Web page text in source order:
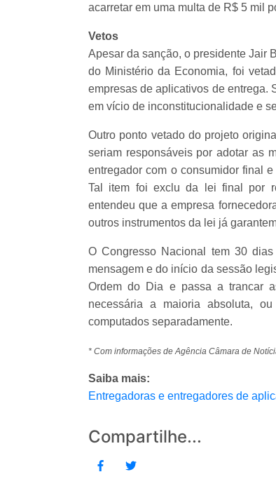
acarretar em uma multa de R$ 5 mil
Vetos
Apesar da sanção, o presidente Jair
do Ministério da Economia, foi
empresas de aplicativos de entrega.
em vício de inconstitucionalidade e
Outro ponto vetado do projeto
seriam responsáveis por adotar as
entregador com o consumidor final
Tal item foi exclu da lei final por
entendeu que a empresa
outros instrumentos da lei já
O Congresso Nacional tem 30
mensagem e do início da sessão
Ordem do Dia e passa a trancar
necessária a maioria absoluta,
computados separadamente.
* Com informações de Agência Câmara de
Saiba mais:
Entregadoras e entregadores de
Compartilhe...